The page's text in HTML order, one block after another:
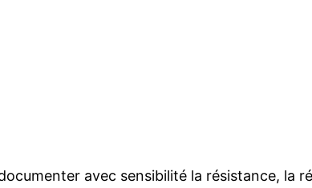
avec sensibilité la résistance, la